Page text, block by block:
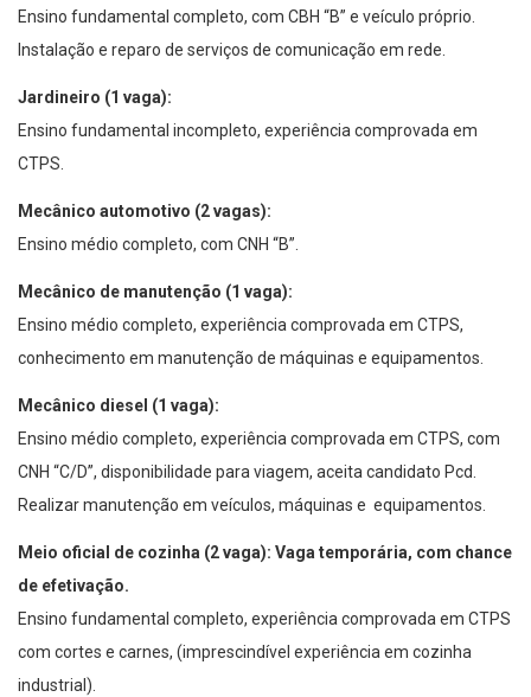
Ensino fundamental completo, com CBH “B” e veículo próprio.
Instalação e reparo de serviços de comunicação em rede.
Jardineiro (1 vaga):
Ensino fundamental incompleto, experiência comprovada em
CTPS.
Mecânico automotivo (2 vagas):
Ensino médio completo, com CNH “B”.
Mecânico de manutenção (1 vaga):
Ensino médio completo, experiência comprovada em CTPS,
conhecimento em manutenção de máquinas e equipamentos.
Mecânico diesel (1 vaga):
Ensino médio completo, experiência comprovada em CTPS, com
CNH “C/D”, disponibilidade para viagem, aceita candidato Pcd.
Realizar manutenção em veículos, máquinas e equipamentos.
Meio oficial de cozinha (2 vaga): Vaga temporária, com chance
de efetivação.
Ensino fundamental completo, experiência comprovada em CTPS
com cortes e carnes, (imprescindível experiência em cozinha
industrial).